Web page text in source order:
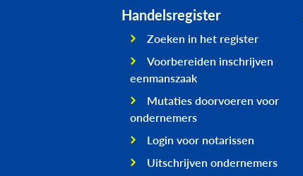
Handelsregister
Zoeken in het register
Voorbereiden inschrijven
eenmanszaak
Mutaties doorvoeren voor
ondernemers
Login voor notarissen
Uitschrijven ondernemers